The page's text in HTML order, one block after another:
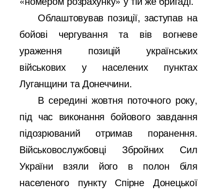
Облаштовував позиції, заступав на
бойові чергування та вів вогневе
ураження позицій українських
військових у населених пунктах
Луганщини та Донеччини.
В середині жовтня поточного року,
під час виконання бойового завдання
підозрюваний отримав поранення.
Військовослужбовці Збройних Сил
України взяли його в полон біля
населеного пункту Спірне Донецької